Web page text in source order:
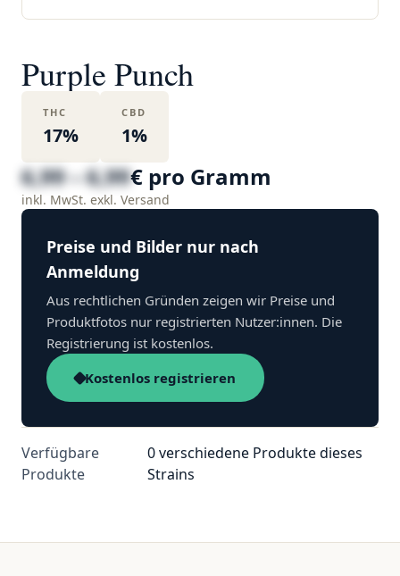
Purple Punch
THC
17%
CBD
1%
6,99 – 6,99€ pro Gramm
inkl. MwSt. exkl. Versand
Preise und Bilder nur nach
Anmeldung
Aus rechtlichen Gründen zeigen wir Preise und
Produktfotos nur registrierten Nutzer:innen. Die
Registrierung ist kostenlos.
Kostenlos registrieren
Verfügbare
Produkte
0 verschiedene Produkte dieses
Strains